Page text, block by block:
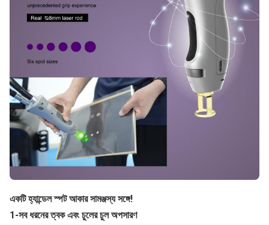
একটি হ্যান্ডেল স্পট আকার সামঞ্জস্য সঙ্গে!
1-সব ধরনের ত্বক এবং চুলের চুল অপসারণ